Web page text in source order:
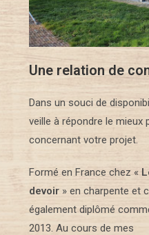
Une relation de
Dans un souci de
veille à répondre le mieux
concernant votre projet.
Formé en France chez «
devoir » en charpente et
également diplômé
2013. Au cours de mes